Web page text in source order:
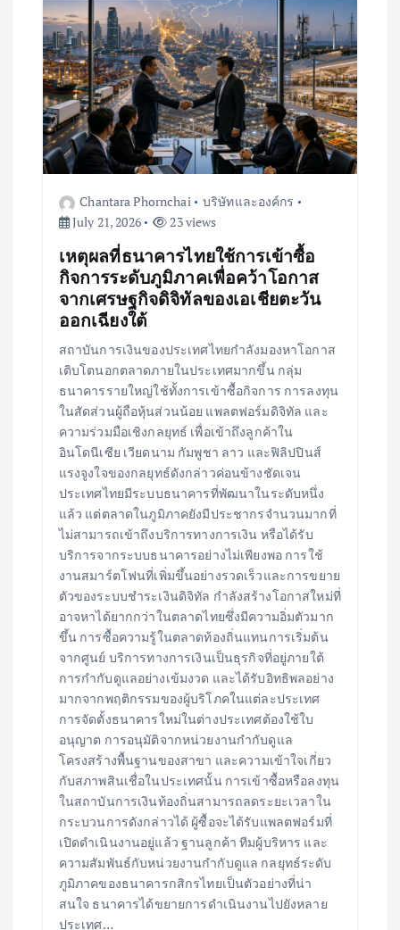
Chantara Phornchai
บริษัทและองค์กร
July 21, 2026
23 views
เหตุผลที่ธนาคารไทยใช้การเข้าซื้อ
กิจการระดับภูมิภาคเพื่อคว้าโอกาส
จากเศรษฐกิจดิจิทัลของเอเชียตะวัน
ออกเฉียงใต้
สถาบันการเงินของประเทศไทยกำลังมองหาโอกาส
เติบโตนอกตลาดภายในประเทศมากขึ้น กลุ่ม
ธนาคารรายใหญ่ใช้ทั้งการเข้าซื้อกิจการ การลงทุน
ในสัดส่วนผู้ถือหุ้นส่วนน้อย แพลตฟอร์มดิจิทัล และ
ความร่วมมือเชิงกลยุทธ์ เพื่อเข้าถึงลูกค้าใน
อินโดนีเซีย เวียดนาม กัมพูชา ลาว และฟิลิปปินส์
แรงจูงใจของกลยุทธ์ดังกล่าวค่อนข้างชัดเจน
ประเทศไทยมีระบบธนาคารที่พัฒนาในระดับหนึ่ง
แล้ว แต่ตลาดในภูมิภาคยังมีประชากรจำนวนมากที่
ไม่สามารถเข้าถึงบริการทางการเงิน หรือได้รับ
บริการจากระบบธนาคารอย่างไม่เพียงพอ การใช้
งานสมาร์ตโฟนที่เพิ่มขึ้นอย่างรวดเร็วและการขยาย
ตัวของระบบชำระเงินดิจิทัล กำลังสร้างโอกาสใหม่ที่
อาจหาได้ยากกว่าในตลาดไทยซึ่งมีความอิ่มตัวมาก
ขึ้น การซื้อความรู้ในตลาดท้องถิ่นแทนการเริ่มต้น
จากศูนย์ บริการทางการเงินเป็นธุรกิจที่อยู่ภายใต้
การกำกับดูแลอย่างเข้มงวด และได้รับอิทธิพลอย่าง
มากจากพฤติกรรมของผู้บริโภคในแต่ละประเทศ
การจัดตั้งธนาคารใหม่ในต่างประเทศต้องใช้ใบ
อนุญาต การอนุมัติจากหน่วยงานกำกับดูแล
โครงสร้างพื้นฐานของสาขา และความเข้าใจเกี่ยว
กับสภาพสินเชื่อในประเทศนั้น การเข้าซื้อหรือลงทุน
ในสถาบันการเงินท้องถิ่นสามารถลดระยะเวลาใน
กระบวนการดังกล่าวได้ ผู้ซื้อจะได้รับแพลตฟอร์มที่
เปิดดำเนินงานอยู่แล้ว ฐานลูกค้า ทีมผู้บริหาร และ
ความสัมพันธ์กับหน่วยงานกำกับดูแล กลยุทธ์ระดับ
ภูมิภาคของธนาคารกสิกรไทยเป็นตัวอย่างที่น่า
สนใจ ธนาคารได้ขยายการดำเนินงานไปยังหลาย
ประเทศ…